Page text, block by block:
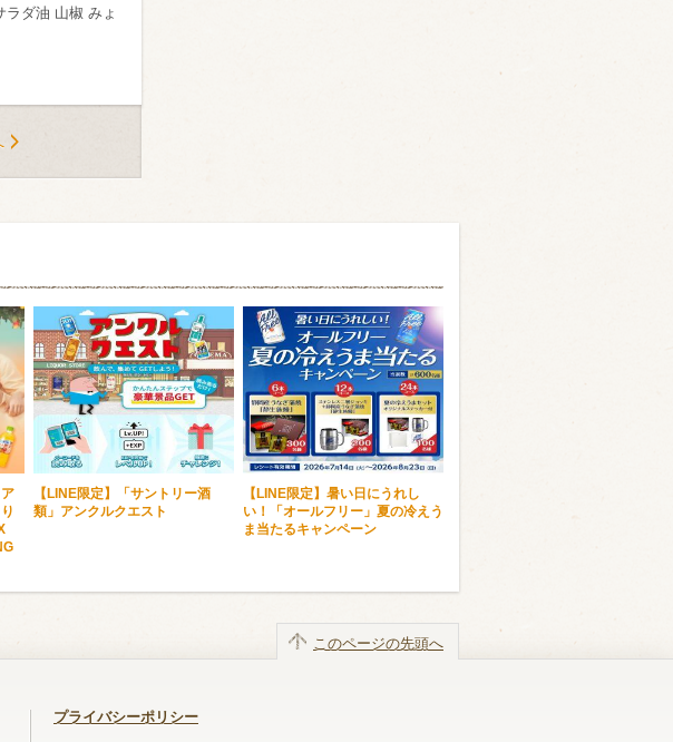
ラダ油 山椒 みょ
【LINE限定】「サントリー酒
類」アンクルクエスト
【LINE限定】暑い日にうれし
い！「オールフリー」夏の冷えう
ま当たるキャンペーン
プライバシーポリシー
このページの先頭へ